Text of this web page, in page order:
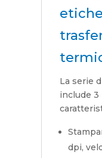
La serie
include 3
dpi,